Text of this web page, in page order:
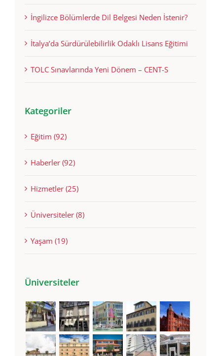
İngilizce Bölümlerde Dil Belgesi Neden İstenir?
İtalya’da Sürdürülebilirlik Odaklı Lisans Eğitimi
TOLC Sınavlarında Yeni Dönem – CENT-S
Kategoriler
Eğitim (92)
Haberler (92)
Hizmetler (25)
Üniversiteler (8)
Yaşam (19)
Üniversiteler